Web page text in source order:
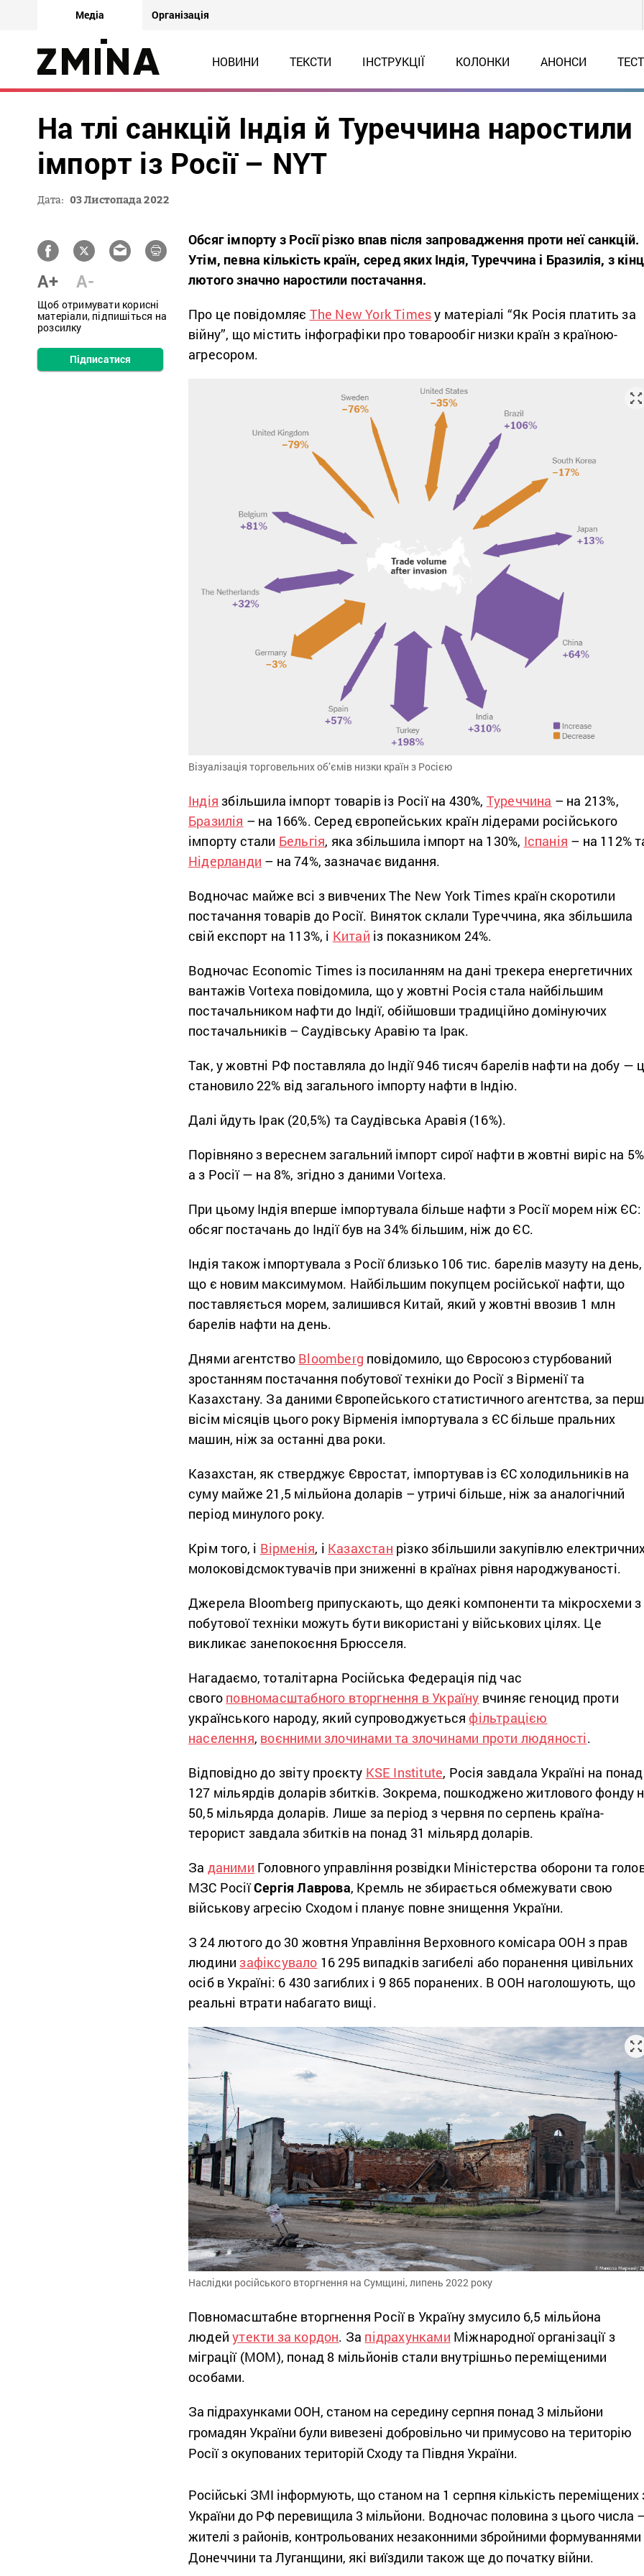
Медіа Організація
НОВИНИ ТЕКСТИ ІНСТРУКЦІЇ КОЛОНКИ АНОНСИ
На тлі санкцій Індія й Туреччина наростили
імпорт із Росії – NYT
Дата: 03 Листопада 2022
A+ A-
Щоб отримувати корисні
матеріали, підпишіться на
розсилку
Підписатися
Обсяг імпорту з Росії різко впав після запровадження проти неї санкцій.
Утім, певна кількість країн, серед яких Індія, Туреччина і Бразилія, з
лютого значно наростили постачання.
Про це повідомляє The New York Timesу матеріалі “Як Росія платить за
війну”, що містить інфографіки про товарообіг низки країн з країною-
агресором.
Візуалізація торговельних об’ємів низки країн з Росією
Індія збільшила імпорт товарів із Росії на 430%, Туреччина – на 213%,
Бразилія – на 166%. Серед європейських країн лідерами російського
імпорту стали Бельгія, яка збільшила імпорт на 130%, Іспанія – на 112%
Нідерланди – на 74%, зазначає видання.
Водночас майже всі з вивчених The New York Times країн скоротили
постачання товарів до Росії. Виняток склали Туреччина, яка збільшила
свій експорт на 113%, і Китай із показником 24%.
Водночас Economic Times із посиланням на дані трекера енергетичних
вантажів Vortexa повідомила, що у жовтні Росія стала найбільшим
постачальником нафти до Індії, обійшовши традиційно домінуючих
постачальників – Саудівську Аравію та Ірак.
Так, у жовтні РФ поставляла до Індії 946 тисяч барелів нафти на добу —
становило 22% від загального імпорту нафти в Індію.
Далі йдуть Ірак (20,5%) та Саудівська Аравія (16%).
Порівняно з вереснем загальний імпорт сирої нафти в жовтні виріс на
а з Росії — на 8%, згідно з даними Vortexa.
При цьому Індія вперше імпортувала більше нафти з Росії морем ніж ЄС:
обсяг постачань до Індії був на 34% більшим, ніж до ЄС.
Індія також імпортувала з Росії близько 106 тис. барелів мазуту на день,
що є новим максимумом. Найбільшим покупцем російської нафти, що
поставляється морем, залишився Китай, який у жовтні ввозив 1 млн
барелів нафти на день.
Днями агентство Bloomberg повідомило, що Євросоюз стурбований
зростанням постачання побутової техніки до Росії з Вірменії та
Казахстану. За даними Європейського статистичного агентства, за
вісім місяців цього року Вірменія імпортувала з ЄС більше пральних
машин, ніж за останні два роки.
Казахстан, як стверджує Євростат, імпортував із ЄС холодильників на
суму майже 21,5 мільйона доларів – утричі більше, ніж за аналогічний
період минулого року.
Крім того, і Вірменія, і Казахстан різко збільшили закупівлю
молоковідсмоктувачів при зниженні в країнах рівня народжуваності.
Джерела Bloomberg припускають, що деякі компоненти та мікросхеми з
побутової техніки можуть бути використані у військових цілях. Це
викликає занепокоєння Брюсселя.
Нагадаємо, тоталітарна Російська Федерація під час
свого повномасштабного вторгнення в Україну вчиняє геноцид проти
українського народу, який супроводжується фільтрацією
населення, воєнними злочинами та злочинами проти людяності.
Відповідно до звіту проєкту KSE Institute, Росія завдала Україні на понад
127 мільярдів доларів збитків. Зокрема, пошкоджено житлового фонду
50,5 мільярда доларів. Лише за період з червня по серпень країна-
терорист завдала збитків на понад 31 мільярд доларів.
За даними Головного управління розвідки Міністерства оборони та
МЗС РосіїСергія Лаврова, Кремль не збирається обмежувати свою
військову агресію Сходом і планує повне знищення України.
З 24 лютого до 30 жовтня Управління Верховного комісара ООН з прав
людинизафіксувало 16 295 випадків загибелі або поранення цивільних
осіб в Україні: 6 430 загиблих і 9 865 поранених. В ООН наголошують, що
реальні втрати набагато вищі.
Наслідки російського вторгнення на Сумщині, липень 2022 року
Повномасштабне вторгнення Росії в Україну змусило 6,5 мільйона
людейутекти за кордон. За підрахунками Міжнародної організації з
міграції (МОМ), понад 8 мільйонів стали внутрішньо переміщеними
особами.
За підрахунками ООН, станом на середину серпня понад 3 мільйони
громадян України були вивезені добровільно чи примусово на територію
Росії з окупованих територій Сходу та Півдня України.
Російські ЗМІ інформують, що станом на 1 серпня кількість переміщених
України до РФ перевищила 3 мільйони. Водночас половина з цього числа
жителі з районів, контрольованих незаконними збройними формуваннями
Донеччини та Луганщини, які виїздили також ще до початку війни.